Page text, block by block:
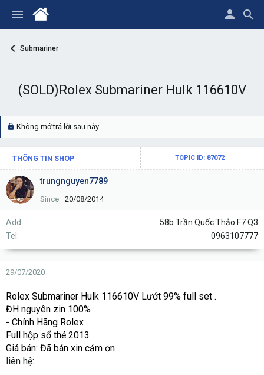
Submariner
(SOLD)Rolex Submariner Hulk 116610V
Không mở trả lời sau này.
THÔNG TIN SHOP TOPIC ID: 87072
trungnguyen7789
Since 20/08/2014
Add
58b Trần Quốc Thảo F7 Q3
Tel
0963107777
29/07/2020
Rolex Submariner Hulk 116610V Lướt 99% full set .
ĐH nguyên zin 100%
- Chính Hãng Rolex
Full hộp sổ thẻ 2013
Giá bán: Đã bán xin cảm ơn
liên hệ: